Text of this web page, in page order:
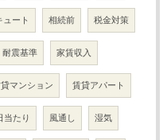
ュート 相続前 税金対策
耐震基準 家賃収入
マンション 賃貸アパート
当たり 風通し 湿気